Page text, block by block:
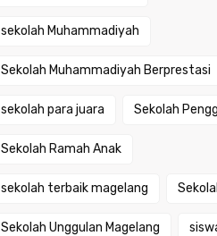
sekolah Muhammadiyah
Sekolah Muhammadiyah Berprestasi
sekolah para juara Sekolah
Sekolah Ramah Anak
sekolah terbaik magelang
Sekolah Unggulan Magelang